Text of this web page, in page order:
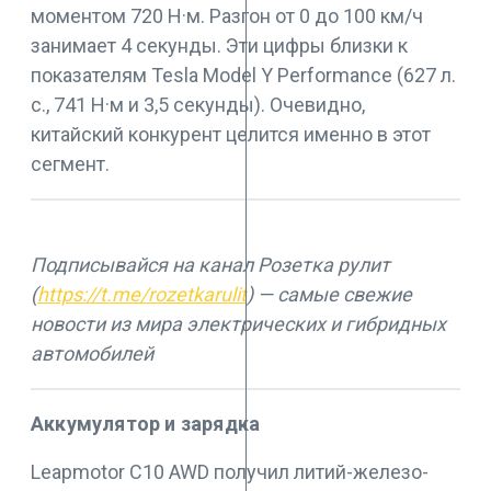
моментом 720 Н·м. Разгон от 0 до 100 км/ч
занимает 4 секунды. Эти цифры близки к
показателям Tesla Model Y Performance (627 л.
с., 741 Н·м и 3,5 секунды). Очевидно,
китайский конкурент целится именно в этот
сегмент.
Подписывайся на канал Розетка рулит
(https://t.me/rozetkarulit) — самые свежие
новости из мира электрических и гибридных
автомобилей
Аккумулятор и зарядка
Leapmotor C10 AWD получил литий-железо-